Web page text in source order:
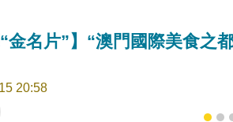
“金名片”】“澳門國際美食之
20:58